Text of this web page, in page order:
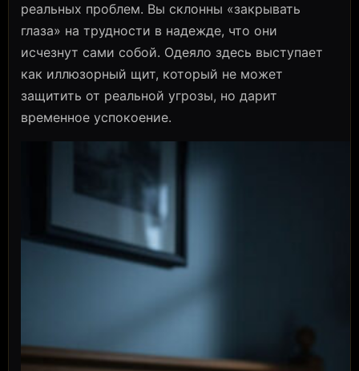
реальных проблем. Вы склонны «закрывать
глаза» на трудности в надежде, что они
исчезнут сами собой. Одеяло здесь выступает
как иллюзорный щит, который не может
защитить от реальной угрозы, но дарит
временное успокоение.